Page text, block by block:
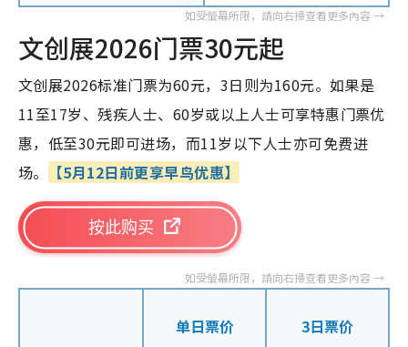
文创展2026门票30元起
文创展2026标准门票为60元，3日则为160元。如果是
11至17岁、残疾人士、60岁或以上人士可享特惠门票优
惠，低至30元即可进场，而11岁以下人士亦可免费进
场。
【5月12日前更享早鸟优惠】
按此购买
单日票价 3日票价